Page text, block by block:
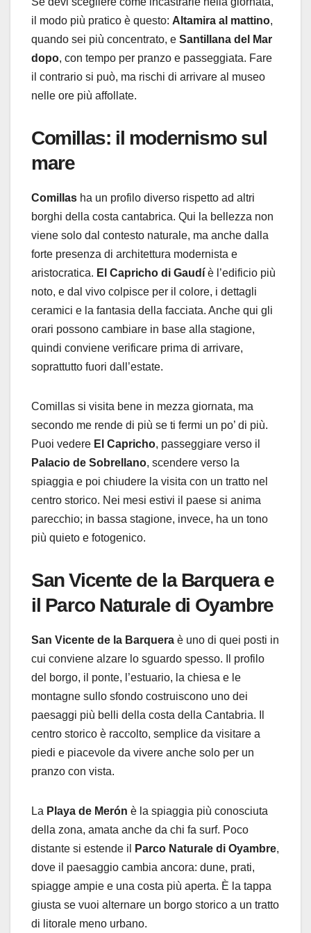
il modo più pratico è questo: Altamira al mattino,
quando sei più concentrato, e Santillana del Mar
dopo, con tempo per pranzo e passeggiata. Fare
il contrario si può, ma rischi di arrivare al museo
nelle ore più affollate.
Comillas: il modernismo sul
mare
Comillas ha un profilo diverso rispetto ad altri
borghi della costa cantabrica. Qui la bellezza non
viene solo dal contesto naturale, ma anche dalla
forte presenza di architettura modernista e
aristocratica. El Capricho di Gaudí è l’edificio più
noto, e dal vivo colpisce per il colore, i dettagli
ceramici e la fantasia della facciata. Anche qui gli
orari possono cambiare in base alla stagione,
quindi conviene verificare prima di arrivare,
soprattutto fuori dall’estate.
Comillas si visita bene in mezza giornata, ma
secondo me rende di più se ti fermi un po’ di più.
Puoi vedere El Capricho, passeggiare verso il
Palacio de Sobrellano, scendere verso la
spiaggia e poi chiudere la visita con un tratto nel
centro storico. Nei mesi estivi il paese si anima
parecchio; in bassa stagione, invece, ha un tono
più quieto e fotogenico.
San Vicente de la Barquera e
il Parco Naturale di Oyambre
San Vicente de la Barquera è uno di quei posti in
cui conviene alzare lo sguardo spesso. Il profilo
del borgo, il ponte, l’estuario, la chiesa e le
montagne sullo sfondo costruiscono uno dei
paesaggi più belli della costa della Cantabria. Il
centro storico è raccolto, semplice da visitare a
piedi e piacevole da vivere anche solo per un
pranzo con vista.
La Playa de Merón è la spiaggia più conosciuta
della zona, amata anche da chi fa surf. Poco
distante si estende il
Parco Naturale di Oyambre,
dove il paesaggio cambia ancora: dune, prati,
spiagge ampie e una costa più aperta. È la tappa
giusta se vuoi alternare un borgo storico a un tratto
di litorale meno urbano.